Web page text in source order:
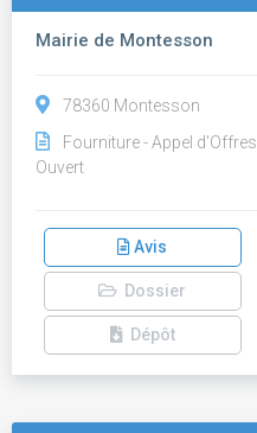
Mairie de Montesson
78360 Montesson
Fourniture - Appel d'Offres
Ouvert
Avis
Dossier
Dépôt